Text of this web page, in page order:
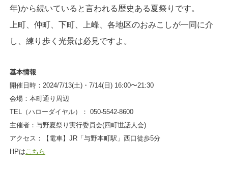
年)から続いていると言われる歴史ある夏祭りです。
上町、仲町、下町、上峰、各地区のおみこしが一同に介
し、練り歩く光景は必見ですよ。
基本情報
開催日時：2024/7/13(土)・7/14(日) 16:00〜21:30
会場：本町通り周辺
TEL（ハローダイヤル）： 050-5542-8600
主催者：与野夏祭り実行委員会(四町世話人会)
アクセス：【電車】JR「与野本町駅」西口徒歩5分
HPはこちら